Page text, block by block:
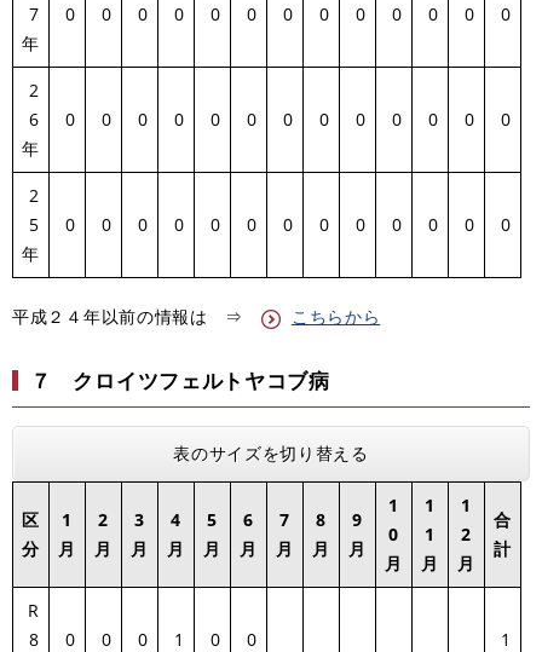
7
年
0 0 0 0 0 0 0 0 0 0 0 0 0
2
6
年
0 0 0 0 0 0 0 0 0 0 0 0 0
2
5
年
0 0 0 0 0 0 0 0 0 0 0 0 0
平成２４年以前の情報は ⇒ こちらから
７ クロイツフェルトヤコブ病
表のサイズを切り替える
区
分
1
月
2
月
3
月
4
月
5
月
6
月
7
月
8
月
9
月
1
0
月
1
1
月
1
2
月
合
計
R
8
0 0 0 1 0 0 1